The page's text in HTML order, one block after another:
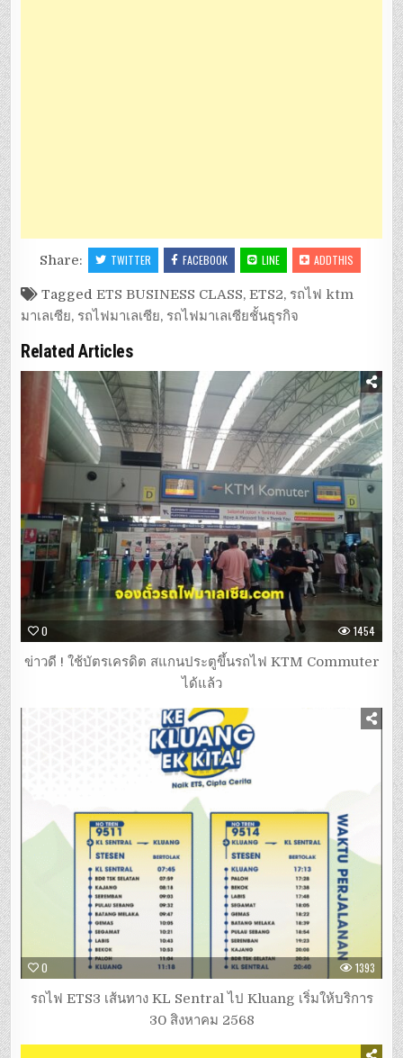
Share: TWITTER FACEBOOK LINE ADDTHIS
TaggedETS BUSINESS CLASS,ETS2, รถไฟ ktm
มาเลเซีย, รถไฟมาเลเซีย, รถไฟมาเลเซียชั้นธุรกิจ
Related Articles
0 1454
ข่าวดี ! ใช้บัตรเครดิต สแกนประตูขึ้นรถไฟ KTM Commuter
ได้แล้ว
0 1393
รถไฟ ETS3 เส้นทาง KL Sentral ไป Kluang เริ่มให้บริการ
30 สิงหาคม 2568